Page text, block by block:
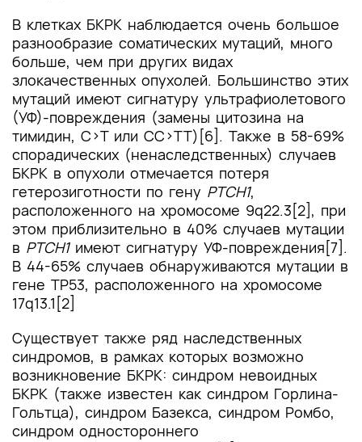
В клетках БКРК наблюдается очень большое
разнообразие соматических мутаций, много
больше, чем при других видах
злокачественных опухолей. Большинство этих
мутаций имеют сигнатуру ультрафиолетового
(УФ)-повреждения (замены цитозина на
тимидин, C>T или CC>TT)[6]. Также в 58-69%
спорадических (ненаследственных) случаев
БКРК в опухоли отмечается потеря
гетерозиготности по гену PTCH1,
расположенного на хромосоме 9q22.3[2], при
этом приблизительно в 40% случаев мутации
в PTCH1имеют сигнатуру УФ-повреждения[7].
В 44-65% случаев обнаруживаются мутации в
гене TP53, расположенного на хромосоме
17q13.1[2]
Существует также ряд наследственных
синдромов, в рамках которых возможно
возникновение БКРК: синдром невоидных
БКРК (также известен как синдром Горлина-
Гольтца), синдром Базекса, синдром Ромбо,
синдром одностороннего